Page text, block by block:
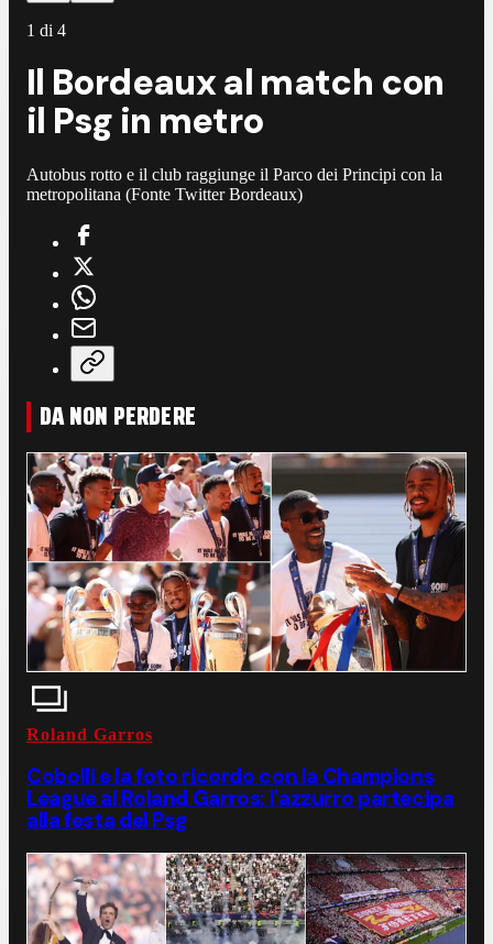
1 di 4
Il Bordeaux al match con
il Psg in metro
Autobus rotto e il club raggiunge il Parco dei Principi con la
metropolitana (Fonte Twitter Bordeaux)
DA NON PERDERE
Roland Garros
Cobolli e la foto ricordo con la Champions
League al Roland Garros: l'azzurro partecipa
alla festa del Psg